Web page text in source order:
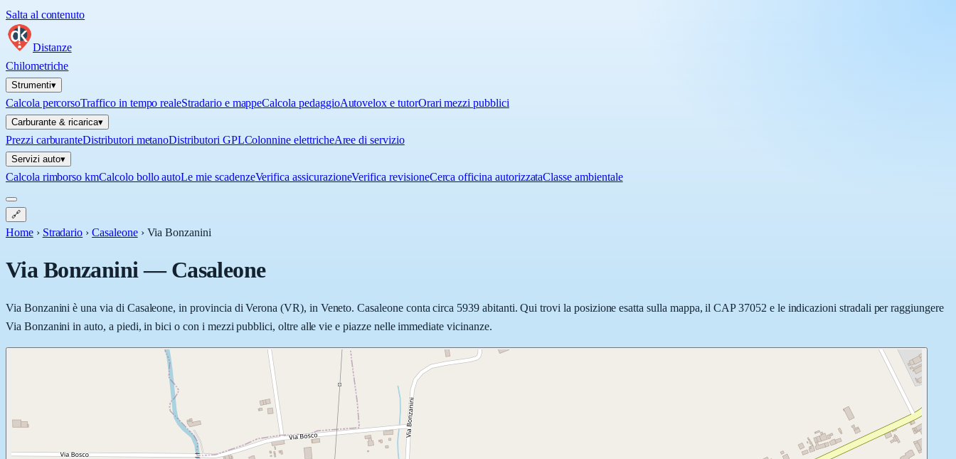
Salta al contenuto
Distanze
Chilometriche
Strumenti▾
Calcola percorsoTraffico in tempo realeStradario e mappeCalcola pedaggioAutovelox e tutorOrari mezzi pubblici
Carburante & ricarica▾
Prezzi carburanteDistributori metanoDistributori GPLColonnine elettricheAree di servizio
Servizi auto▾
Calcola rimborso kmCalcolo bollo autoLe mie scadenzeVerifica assicurazioneVerifica revisioneCerca officina autorizzataClasse ambientale
🔗
Home › Stradario › Casaleone › Via Bonzanini
Via Bonzanini—Casaleone
Via Bonzanini è una via di Casaleone, in provincia di Verona (VR), in Veneto. Casaleone conta circa 5939 abitanti. Qui trovi la posizione esatta sulla mappa, il CAP 37052 e le indicazioni stradali per raggiungere
Via Bonzanini in auto, a piedi, in bici o con i mezzi pubblici, oltre alle vie e piazze nelle immediate vicinanze.